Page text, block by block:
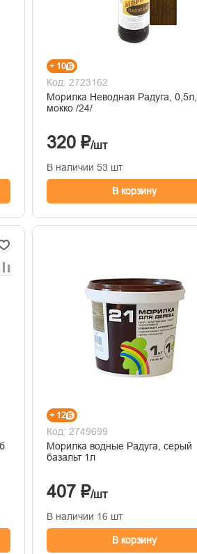
+ 10
Код: 2723162
Морилка Неводная Радуга, 0,5л,
мокко /24/
320 ₽/шт
В наличии 53 шт
В корзину
+ 12
Код: 2749699
Морилка водные Радуга, серый
базальт 1л
407 ₽/шт
В наличии 16 шт
В корзину